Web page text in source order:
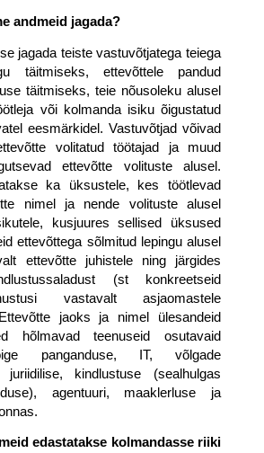
andmeid jagada?
jagada teiste vastuvõtjatega teiega
täitmiseks, ettevõttele pandud
täitmiseks, teie nõusoleku alusel
või kolmanda isiku õigustatud
eesmärkidel. Vastuvõtjad võivad
volitatud töötajad ja muud
ettevõtte volituste alusel.
ka üksustele, kes töötlevad
nimel ja nende volituste alusel
kusjuures sellised üksused
ettevõttega sõlmitud lepingu alusel
ettevõtte juhistele ning järgides
(st konkreetseid
vastavalt asjaomastele
jaoks ja nimel ülesandeid
hõlmavad teenuseid osutavaid
panganduse, IT, võlgade
juriidilise, kindlustuse (sealhulgas
agentuuri, maaklerluse ja
edastatakse kolmandasse riiki